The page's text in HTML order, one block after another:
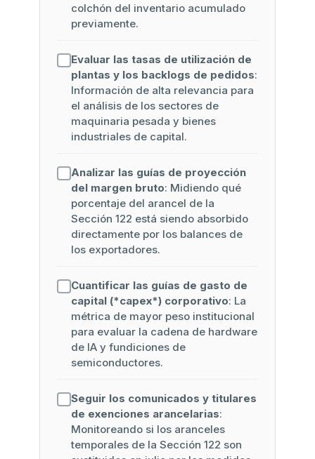
colchón del inventario acumulado
previamente.
Evaluar las tasas de utilización de
plantas y los backlogs de pedidos:
Información de alta relevancia para
el análisis de los sectores de
maquinaria pesada y bienes
industriales de capital.
Analizar las guías de proyección
del margen bruto: Midiendo qué
porcentaje del arancel de la
Sección 122 está siendo absorbido
directamente por los balances de
los exportadores.
Cuantificar las guías de gasto de
capital (*capex*) corporativo: La
métrica de mayor peso institucional
para evaluar la cadena de hardware
de IA y fundiciones de
semiconductores.
Seguir los comunicados y titulares
de exenciones arancelarias:
Monitoreando si los aranceles
temporales de la Sección 122 son